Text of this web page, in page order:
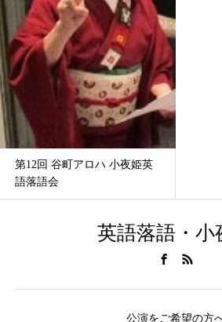
第12回 谷町アロハ 小夜姫英
語落語会
英語落語・小
公演をご希望の方